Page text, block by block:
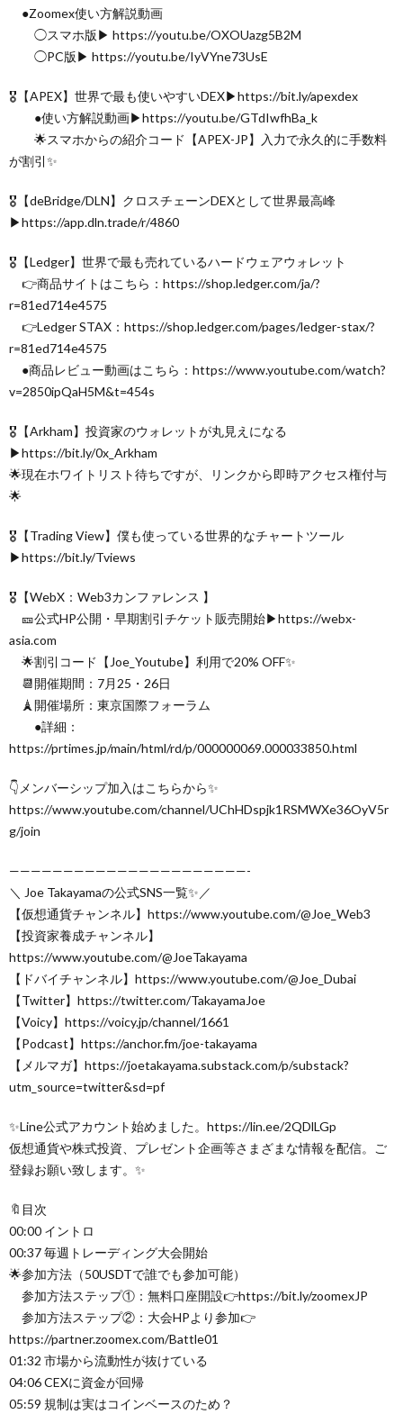
●Zoomex使い方解説動画
◯スマホ版▶︎ https://youtu.be/OXOUazg5B2M
◯PC版▶︎ https://youtu.be/IyVYne73UsE
🎖【APEX】世界で最も使いやすいDEX▶︎https://bit.ly/apexdex
●使い方解説動画▶︎https://youtu.be/GTdIwfhBa_k
🌟スマホからの紹介コード【APEX-JP】入力で永久的に手数料
が割引✨
🎖【deBridge/DLN】クロスチェーンDEXとして世界最高峰
▶︎https://app.dln.trade/r/4860
🎖【Ledger】世界で最も売れているハードウェアウォレット
👉商品サイトはこちら：https://shop.ledger.com/ja/?
r=81ed714e4575
👉Ledger STAX：https://shop.ledger.com/pages/ledger-stax/?
r=81ed714e4575
●商品レビュー動画はこちら：https://www.youtube.com/watch?
v=2850ipQaH5M&t=454s
🎖【Arkham】投資家のウォレットが丸見えになる
▶︎https://bit.ly/0x_Arkham
🌟現在ホワイトリスト待ちですが、リンクから即時アクセス権付与
🌟
🎖【Trading View】僕も使っている世界的なチャートツール
▶︎https://bit.ly/Tviews
🎖【WebX：Web3カンファレンス 】
🎫公式HP公開・早期割引チケット販売開始▶︎https://webx-
asia.com
🌟割引コード【Joe_Youtube】利用で20% OFF✨
📆開催期間：7月25・26日
🗼開催場所：東京国際フォーラム
●詳細：
https://prtimes.jp/main/html/rd/p/000000069.000033850.html
👇メンバーシップ加入はこちらから✨
https://www.youtube.com/channel/UChHDspjk1RSMWXe36OyV5r
g/join
——————————————————————-
＼ Joe Takayamaの公式SNS一覧✨／
【仮想通貨チャンネル】https://www.youtube.com/@Joe_Web3
【投資家養成チャンネル】
https://www.youtube.com/@JoeTakayama
【ドバイチャンネル】https://www.youtube.com/@Joe_Dubai
【Twitter】https://twitter.com/TakayamaJoe
【Voicy】https://voicy.jp/channel/1661
【Podcast】https://anchor.fm/joe-takayama
【メルマガ】https://joetakayama.substack.com/p/substack?
utm_source=twitter&sd=pf
✨Line公式アカウント始めました。https://lin.ee/2QDlLGp
仮想通貨や株式投資、プレゼント企画等さまざまな情報を配信。ご
登録お願い致します。✨
🔖目次
00:00 イントロ
00:37 毎週トレーディング大会開始
🌟参加方法（50USDTで誰でも参加可能）
参加方法ステップ①：無料口座開設👉https://bit.ly/zoomexJP
参加方法ステップ②：大会HPより参加👉
https://partner.zoomex.com/Battle01
01:32 市場から流動性が抜けている
04:06 CEXに資金が回帰
05:59 規制は実はコインベースのため？